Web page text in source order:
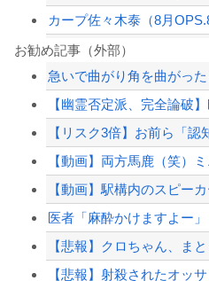
【画像】髪型が完全に『
お勧め記事（外部）
【悲報】クロちゃん、ま